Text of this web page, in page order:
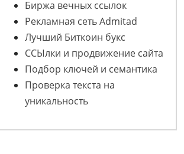
Биржа вечных ссылок
Рекламная сеть Admitad
Лучший Биткоин букс
ССЫлки и продвижение сайта
Подбор ключей и семантика
Проверка текста на
уникальность